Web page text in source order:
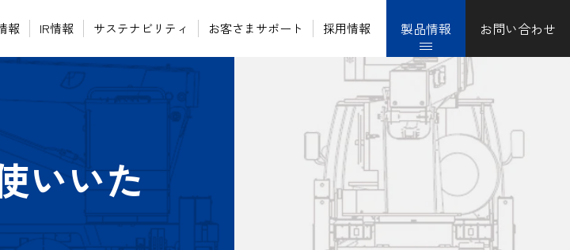
報 IR情報 サステナビリティ お客さまサポート 採用情報 製品情報 お問い合わせ
いいた